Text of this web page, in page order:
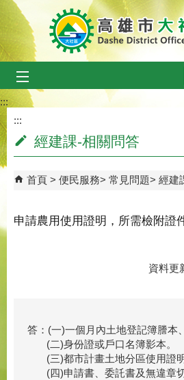
跳到主要內容區塊
:::
:::
經建課-相關問答
首頁 便民服務 常見問題 經建
申請農用使用證明，所需檢附證
資料更
答：(一)一個月內土地登記簿謄本
(二)身份證或戶口名簿影本。
(三)都市計畫土地分區使用證
(四)申請書、委託書及無違章